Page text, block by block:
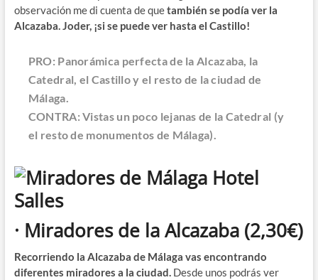
observación me di cuenta de quetambién se podía ver la
Alcazaba. Joder, ¡si se puede ver hasta el Castillo!
PRO: Panorámica perfecta de la Alcazaba, la
Catedral, el Castillo y el resto de la ciudad de
Málaga.
CONTRA: Vistas un poco lejanas de la Catedral (y
el resto de monumentos de Málaga).
· Miradores de la Alcazaba(2,30€)
Recorriendo la Alcazaba de Málaga vas encontrando
diferentes miradores a la ciudad.Desde unos podrás ver